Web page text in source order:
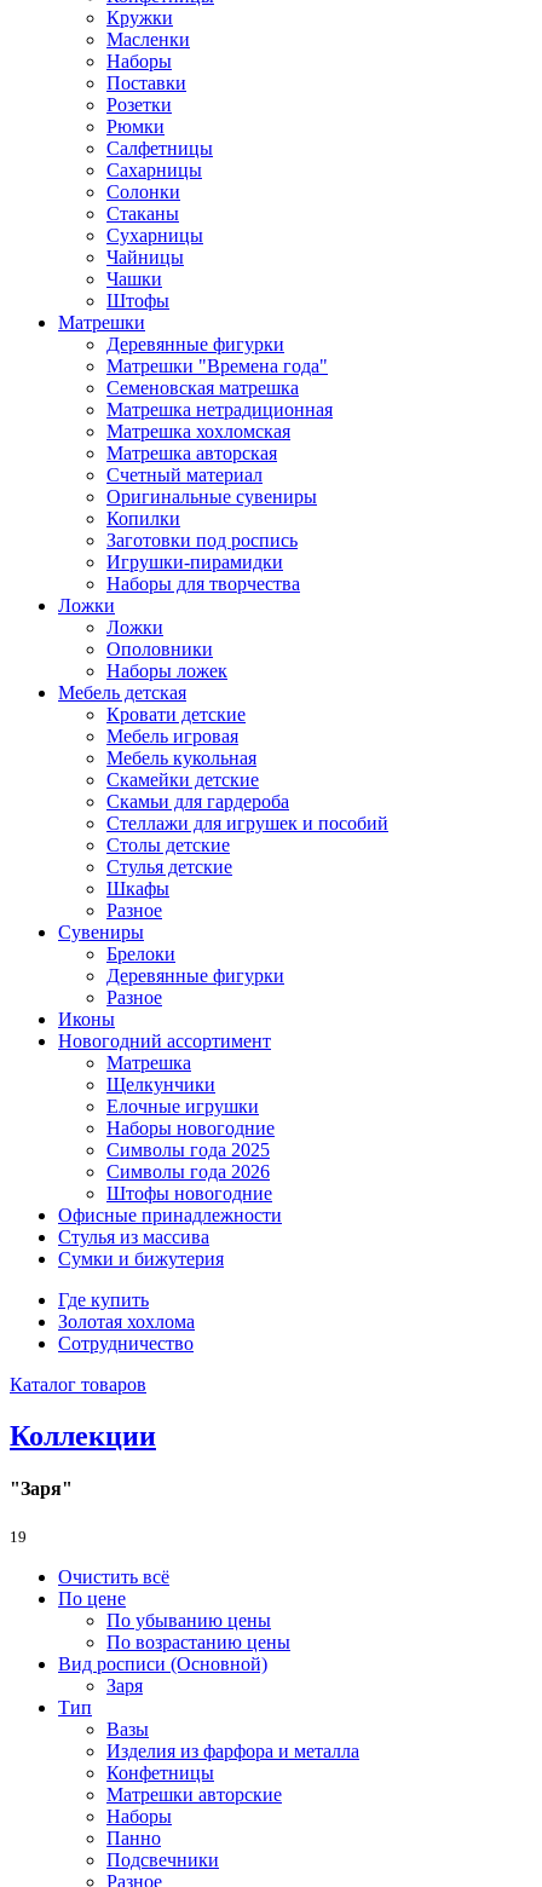
Кружки
Масленки
Наборы
Поставки
Розетки
Рюмки
Салфетницы
Сахарницы
Солонки
Стаканы
Сухарницы
Чайницы
Чашки
Штофы
Матрешки
Деревянные фигурки
Матрешки "Времена года"
Семеновская матрешка
Матрешка нетрадиционная
Матрешка хохломская
Матрешка авторская
Счетный материал
Оригинальные сувениры
Копилки
Заготовки под роспись
Игрушки-пирамидки
Наборы для творчества
Ложки
Ложки
Ополовники
Наборы ложек
Мебель детская
Кровати детские
Мебель игровая
Мебель кукольная
Скамейки детские
Скамьи для гардероба
Стеллажи для игрушек и пособий
Столы детские
Стулья детские
Шкафы
Разное
Сувениры
Брелоки
Деревянные фигурки
Разное
Иконы
Новогодний ассортимент
Матрешка
Щелкунчики
Елочные игрушки
Наборы новогодние
Символы года 2025
Символы года 2026
Штофы новогодние
Офисные принадлежности
Стулья из массива
Сумки и бижутерия
Где купить
Золотая хохлома
Сотрудничество
Каталог товаров
Коллекции
"Заря"
19
Очистить всё
По цене
По убыванию цены
По возрастанию цены
Вид росписи (Основной)
Заря
Тип
Вазы
Изделия из фарфора и металла
Конфетницы
Матрешки авторские
Наборы
Панно
Подсвечники
Разное